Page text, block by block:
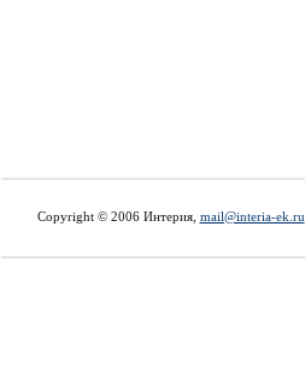
Copyright © 2006 Интерия, mail@interia-ek.ru